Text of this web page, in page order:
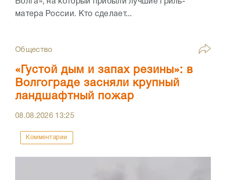
Волга», на который прибыли лучшие гриль-
матера России. Кто сделает...
Общество
«Густой дым и запах резины»: в
Волгограде засняли крупный
ландшафтный пожар
08.08.2026 13:25
Комментарии